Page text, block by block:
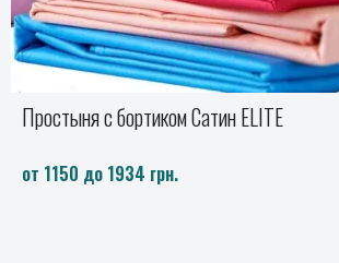
Подушка трикамерная Classica Soft 3D
50x70 см